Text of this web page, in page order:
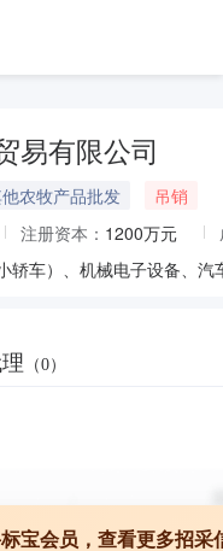
易有限公司
农牧产品批发
吊销
注册资本： 1200万元
（0）
宝会员，查看更多招采